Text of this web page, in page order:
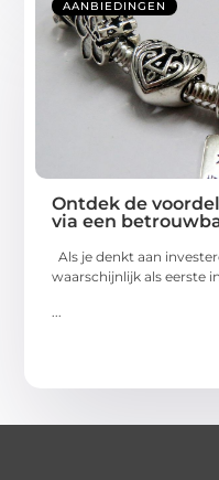
AANBIEDINGEN
Ontdek de
via een
Als je denkt aan
waarschijnlijk als eerste
...